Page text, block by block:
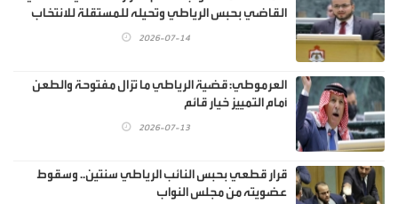
القاضي بحبس الرياطي وتحيله للمستقلة للانتخاب
2026-07-14
العرموطي: قضية الرياطي ما تزال مفتوحة والطعن
أمام التمييز خيار قائم
2026-07-13
قرار قطعي بحبس النائب الرياطي سنتين.. وسقوط
عضويته من مجلس النواب